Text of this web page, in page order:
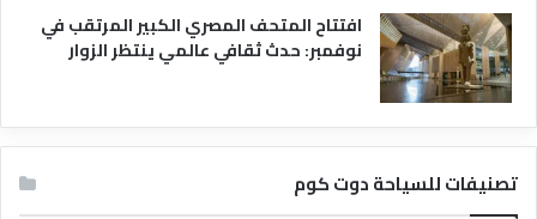
افتتاح المتحف المصري الكبير المرتقب في
نوفمبر: حدث ثقافي عالمي ينتظر الزوار
تصنيفات للسياحة دوت كوم